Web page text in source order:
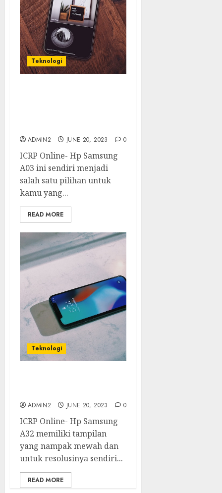
Teknologi
ADMIN2 JUNE 20, 2023 0
ICRP Online- Hp Samsung
A03 ini sendiri menjadi
salah satu pilihan untuk
kamu yang...
READ MORE
Teknologi
ADMIN2 JUNE 20, 2023 0
ICRP Online- Hp Samsung
A32 memiliki tampilan
yang nampak mewah dan
untuk resolusinya sendiri...
READ MORE